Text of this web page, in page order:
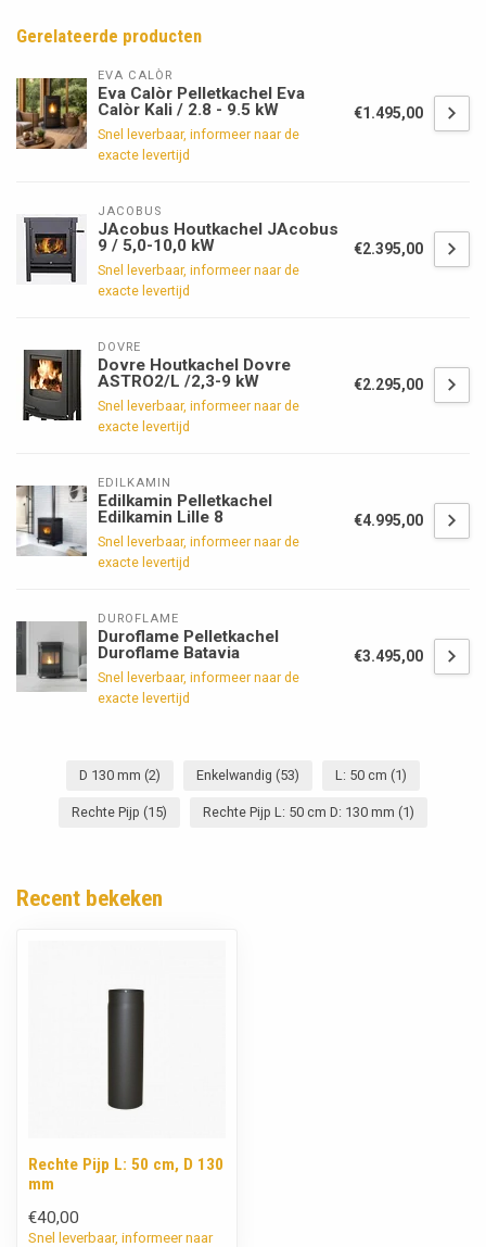
Gerelateerde producten
EVA CALÒR
Eva Calòr Pelletkachel Eva
Calòr Kali / 2.8 - 9.5 kW
Snel leverbaar, informeer naar de
exacte levertijd
€1.495,00
JACOBUS
JAcobus Houtkachel JAcobus
9 / 5,0-10,0 kW
Snel leverbaar, informeer naar de
exacte levertijd
€2.395,00
DOVRE
Dovre Houtkachel Dovre
ASTRO2/L /2,3-9 kW
Snel leverbaar, informeer naar de
exacte levertijd
€2.295,00
EDILKAMIN
Edilkamin Pelletkachel
Edilkamin Lille 8
Snel leverbaar, informeer naar de
exacte levertijd
€4.995,00
DUROFLAME
Duroflame Pelletkachel
Duroflame Batavia
Snel leverbaar, informeer naar de
exacte levertijd
€3.495,00
D 130 mm (2) Enkelwandig (53) L: 50 cm (1)
Rechte Pijp (15) Rechte Pijp L: 50 cm D: 130 mm (1)
Recent bekeken
Rechte Pijp L: 50 cm, D 130
mm
€40,00
Snel leverbaar, informeer naar